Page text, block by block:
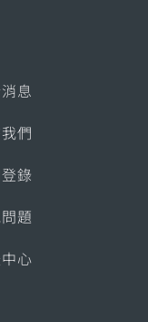
息
們
錄
題
心